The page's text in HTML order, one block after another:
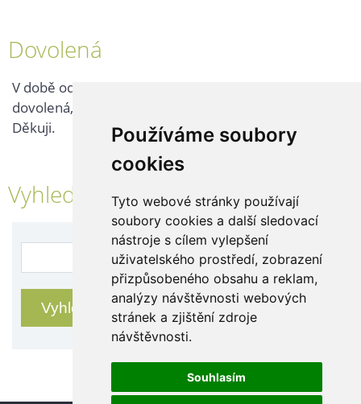
Používáme soubory
cookies
Tyto webové stránky používají
soubory cookies a další sledovací
nástroje s cílem vylepšení
uživatelského prostředí, zobrazení
přizpůsobeného obsahu a reklam,
analýzy návštěvnosti webových
stránek a zjištění zdroje
návštěvnosti.
Souhlasím
Dovolená
V době od 25. 7. - 2. 8. 2026 probíhá v naší firmě
dovolená, kontaktujte nás až po jejím ukončení.
Děkuji.
Vyhledávání